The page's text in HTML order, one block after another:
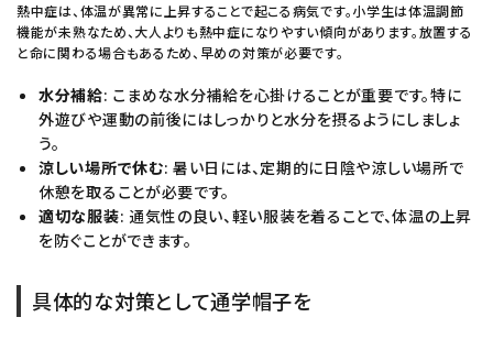
熱中症は、体温が異常に上昇することで起こる病気です。小学生は体温調節
機能が未熟なため、大人よりも熱中症になりやすい傾向があります。放置する
と命に関わる場合もあるため、早めの対策が必要です。
水分補給: こまめな水分補給を心掛けることが重要です。特に
外遊びや運動の前後にはしっかりと水分を摂るようにしましょ
う。
涼しい場所で休む: 暑い日には、定期的に日陰や涼しい場所で
休憩を取ることが必要です。
適切な服装: 通気性の良い、軽い服装を着ることで、体温の上昇
を防ぐことができます。
具体的な対策として通学帽子を